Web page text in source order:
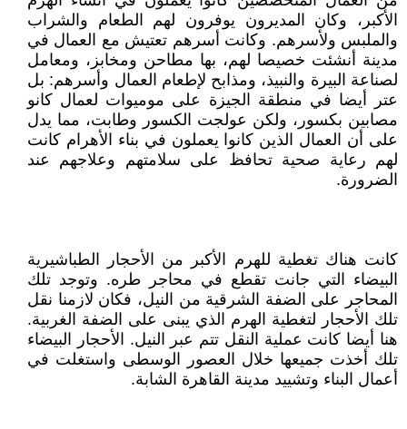
الأكبر، وكان المديرون يوفرون لهم الطعام والشراب
والملبس ولأسرهم. وكانت أسرهم تعتيش مع العمال في
مدينة أنشئت خصيصا لهم، بها مطاحن ومخابز، ومعامل
لصناعة البيرة والنبيذ، ومذابح لإطعام العمال وأسرهم: بل
عتر أيضا في منطقة الجيزة على موميوات لعمال كانو
مصابين بكسور، ولكن عولجت الكسور وطابت، مما يدل
على أن العمال الذين كانوا يعملون في بناء الأهرام كانت
لهم رعاية صحية تحافظ على سلامتهم وعلاجهم عند
الضرورة.
كانت هناك تغطية للهرم الأكبر من الأحجار الطباشيرية
البيضاء التي جانت تقطع في محاجر طره. وتوجد تلك
المحاجر على الضفة الشرقية من النيل، فكان لازمنا نقل
تلك الأحجار لتغطية الهرم الذي يبنى على الضفة الغربية.
هنا أيضا كانت عملية النقل تتم عبر النيل. الأحجار البيضاء
تلك أخذت جميعها خلال العصور الوسطى واستغلت في
أعمال البناء وتشييد مدينة القاهرة الشابة.